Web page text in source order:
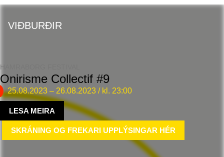
VIÐBURÐIR
HAMRABORG FESTIVAL
Onirisme Collectif #9
25.08.2023 – 26.08.2023 / kl. 23:00
LESA MEIRA
SKRÁNING OG FREKARI UPPLÝSINGAR HÉR